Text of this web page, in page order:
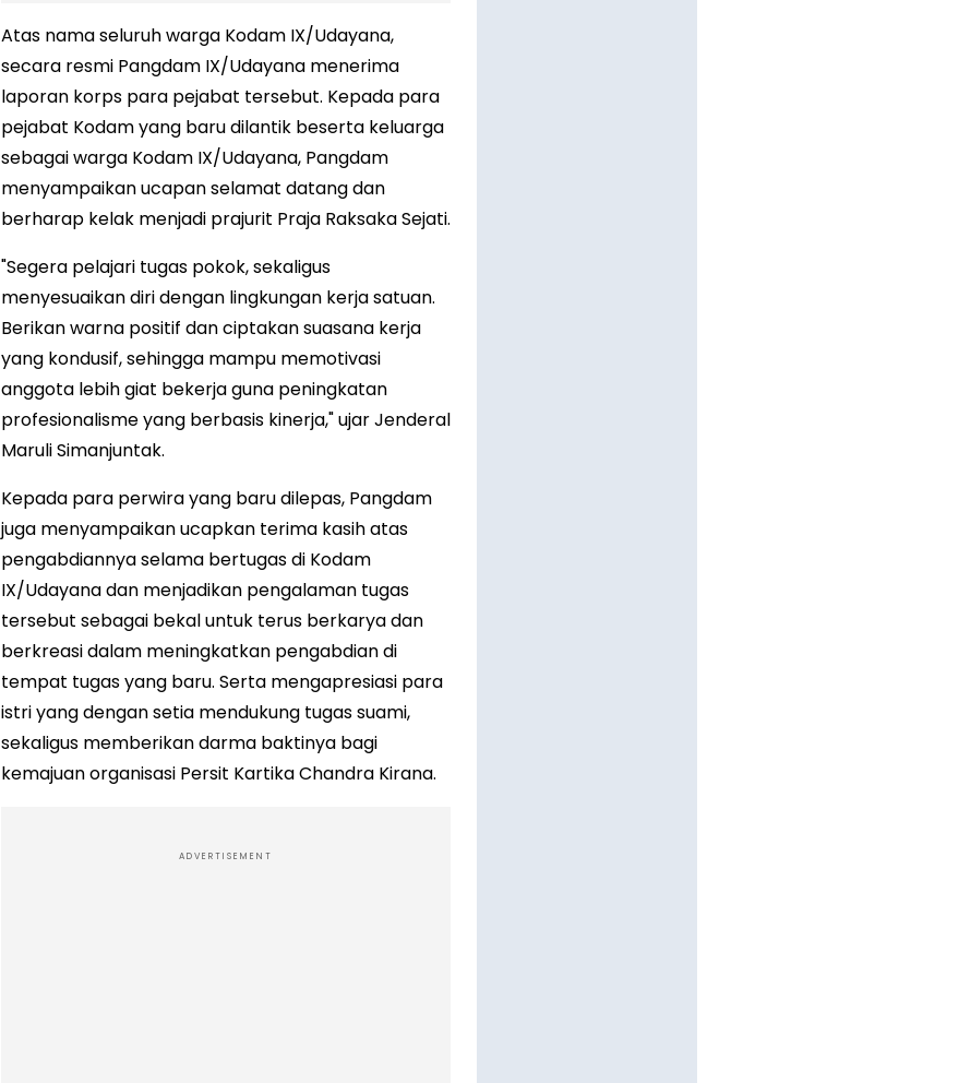
Atas nama seluruh warga Kodam IX/Udayana,
secara resmi Pangdam IX/Udayana menerima
laporan korps para pejabat tersebut. Kepada para
pejabat Kodam yang baru dilantik beserta keluarga
sebagai warga Kodam IX/Udayana, Pangdam
menyampaikan ucapan selamat datang dan
berharap kelak menjadi prajurit Praja Raksaka Sejati.
"Segera pelajari tugas pokok, sekaligus
menyesuaikan diri dengan lingkungan kerja satuan.
Berikan warna positif dan ciptakan suasana kerja
yang kondusif, sehingga mampu memotivasi
anggota lebih giat bekerja guna peningkatan
profesionalisme yang berbasis kinerja," ujar Jenderal
Maruli Simanjuntak.
Kepada para perwira yang baru dilepas, Pangdam
juga menyampaikan ucapkan terima kasih atas
pengabdiannya selama bertugas di Kodam
IX/Udayana dan menjadikan pengalaman tugas
tersebut sebagai bekal untuk terus berkarya dan
berkreasi dalam meningkatkan pengabdian di
tempat tugas yang baru. Serta mengapresiasi para
istri yang dengan setia mendukung tugas suami,
sekaligus memberikan darma baktinya bagi
kemajuan organisasi Persit Kartika Chandra Kirana.
ADVERTISEMENT